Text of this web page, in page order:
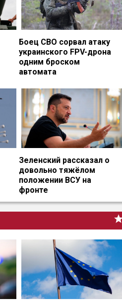
Боец СВО сорвал атаку
украинского FPV-дрона
одним броском
автомата
Зеленский рассказал о
довольно тяжёлом
положении ВСУ на
фронте